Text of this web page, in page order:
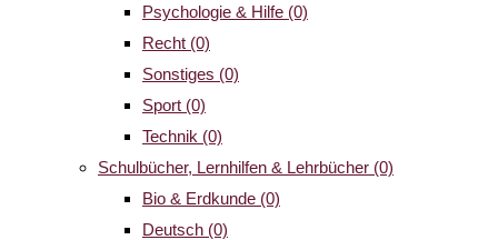
Psychologie & Hilfe (0)
Recht (0)
Sonstiges (0)
Sport (0)
Technik (0)
Schulbücher, Lernhilfen & Lehrbücher (0)
Bio & Erdkunde (0)
Deutsch (0)